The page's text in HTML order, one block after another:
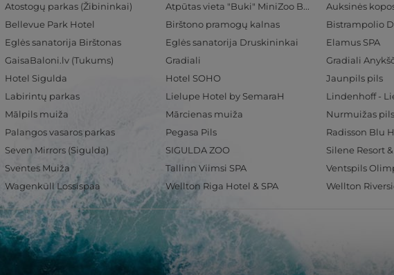
Atostogų parkas (Žibininkai) Atpūtas vieta "Buki" MiniZoo BUKS Auksinės
Bellevue Park Hotel Birštono pramogų kalnas Bistrampolio
Eglės sanatorija Birštonas Eglės sanatorija Druskininkai Elamus SPA
GaisaBaloni.lv (Tukums) Gradiali Gradiali
Hotel Sigulda Hotel SOHO Jaunpils pils
Labirintų parkas Lielupe Hotel by SemaraH Lindenhoff -
Mālpils muiža Mārcienas muiža Nurmuižas pils
Palangos vasaros parkas Pegasa Pils
Seven Mirrors (Sigulda) SIGULDA ZOO Silene Resort &
Sventes Muiža Tallinn Viimsi SPA
Wagenküll Lossispaa Wellton Riga Hotel & SPA Wellton